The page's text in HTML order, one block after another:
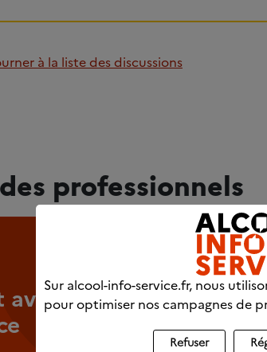
à la liste des discussions
professionnels
avecSur alcool-info-service.fr, nous
pour optimiser nos campagnes de
Refuser